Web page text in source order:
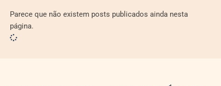
Parece que não existem posts publicados ainda nesta
página.